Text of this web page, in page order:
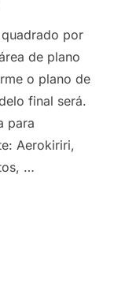
por
de plano
o plano de
final será.
para
Aerokiriri,
…